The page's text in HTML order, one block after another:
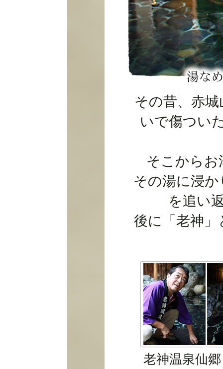
その昔、赤
いで傷つい
そこから
その湯に浸
を追い
後に「老神
老神温泉仙